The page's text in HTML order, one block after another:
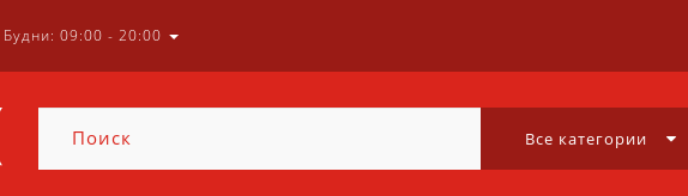
Будни: 09:00 - 20:00
Все категории